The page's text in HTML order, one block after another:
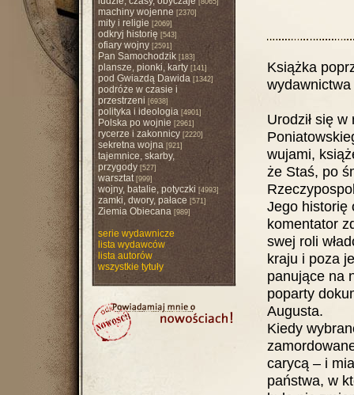
[8065]
machiny wojenne [2370]
mity i religie [2069]
odkryj historię[543]
ofiary wojny[2591]
Pan Samochodzik[183]
plansze, pionki, karty[141]
pod Gwiazdą Dawida[1342]
podróże w czasie i
przestrzeni [6938]
polityka i ideologia[4901]
Polska po wojnie [2961]
rycerze i zakonnicy[2220]
sekretna wojna[921]
tajemnice, skarby,
przygody[527]
warsztat[999]
wojny, batalie, potyczki [4993]
zamki, dwory, pałace [571]
Ziemia Obiecana[989]
serie wydawnicze
lista wydawców
lista autorów
wszystkie tytuły
Książka
wydawnictwa
Urodził się w
wujami,
że Staś, po
Jego historię
komentator
swej roli
kraju i poza
panujące na
poparty
Augusta.
Kiedy
carycą – i
państwa, w